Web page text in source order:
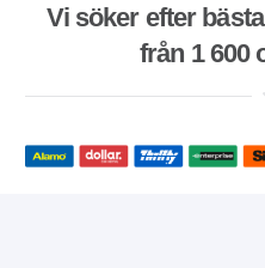
Vi söker efter
från 1 600